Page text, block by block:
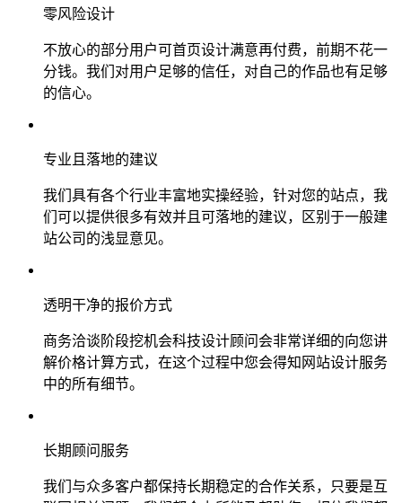
零风险设计
不放心的部分用户可首页设计满意再付费，前期不花一
分钱。我们对用户足够的信任，对自己的作品也有足够
的信心。
专业且落地的建议
我们具有各个行业丰富地实操经验，针对您的站点，我
们可以提供很多有效并且可落地的建议，区别于一般建
站公司的浅显意见。
透明干净的报价方式
商务洽谈阶段挖机会科技设计顾问会非常详细的向您讲
解价格计算方式，在这个过程中您会得知网站设计服务
中的所有细节。
长期顾问服务
我们与众多客户都保持长期稳定的合作关系，只要是互